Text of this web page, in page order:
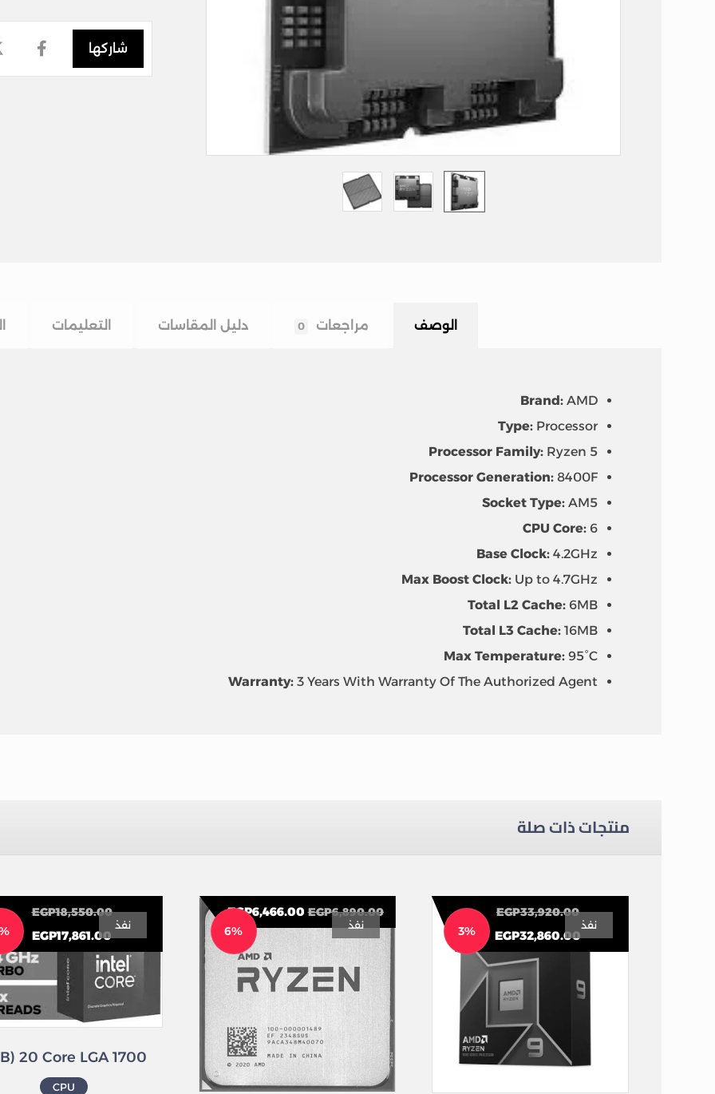
الوصف مراجعات 0 دليل المقاسات التعليمات
Brand: AMD
Type: Processor
Processor Family: Ryzen 5
Processor Generation: 8400F
Socket Type: AM5
CPU Core: 6
Base Clock: 4.2GHz
Max Boost Clock: Up to 4.7GHz
Total L2 Cache: 6MB
Total L3 Cache:16MB
Max Temperature: 95°C
Warranty:3 Years With Warranty Of The Authorized Agent
منتجات ذات صلة
EGP33,920.00
EGP32,860.00
نفذ 3%
EGP6,890.00
EGP6,466.00
نفذ 6%
CPU
EGP18,550.00
EGP17,861.00
نفذ